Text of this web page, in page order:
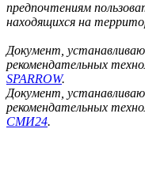
предпочтениям
находящихся на
Документ,
рекомендательных
SPARROW.
Документ,
рекомендательных
СМИ24.